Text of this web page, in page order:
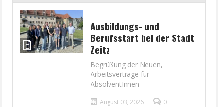
Ausbildungs- und
Berufsstart bei der Stadt
Zeitz
Begrüßung der Neuen,
Arbeitsverträge für
AbsolventInnen
August 03, 2026 0